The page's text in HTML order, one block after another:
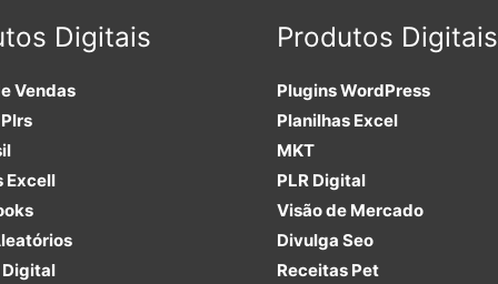
Digitais
Vendas
Excell
Digital
Produtos Digitais
PluginsWordPress
Planilhas Excel
MKT
PLR Digital
Visão de Mercado
Divulga Seo
Receitas Pet